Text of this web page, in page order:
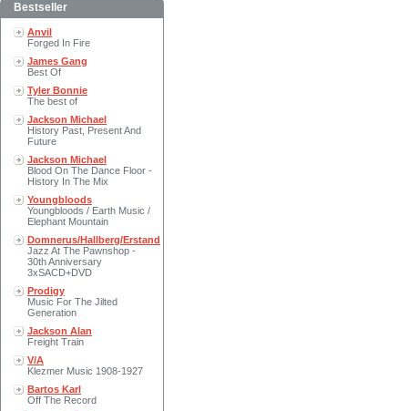
Bestseller
Anvil
Forged In Fire
James Gang
Best Of
Tyler Bonnie
The best of
Jackson Michael
History Past, Present And
Future
Jackson Michael
Blood On The Dance Floor -
History In The Mix
Youngbloods
Youngbloods / Earth Music /
Elephant Mountain
Domnerus/Hallberg/Erstand
Jazz At The Pawnshop -
30th Anniversary
3xSACD+DVD
Prodigy
Music For The Jilted
Generation
Jackson Alan
Freight Train
V/A
Klezmer Music 1908-1927
Bartos Karl
Off The Record